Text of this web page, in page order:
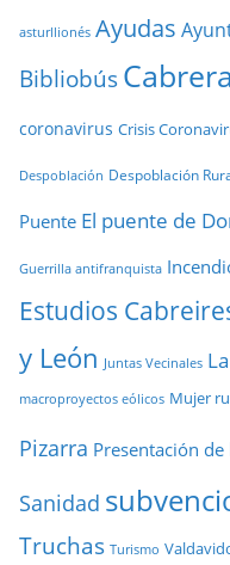
asturllionés Ayudas
BibliobúsCabrera
coronavirus Crisis
Despoblación Despoblación
Puente El puente de
Guerrilla antifranquista
Estudios
y León Juntas Vecinales
macroproyectos eólicos Mujer
Pizarra Presentación
Sanidad
Truchas Turismo